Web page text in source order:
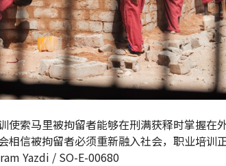
使索马里被拘留者能够在刑满获释时掌握在
相信被拘留者必须重新融入社会，职业培训
Yazdi / SO-E-00680